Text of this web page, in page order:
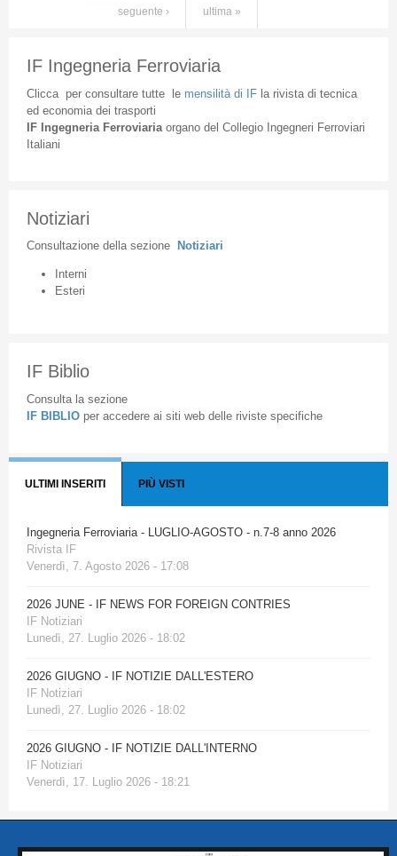
seguente › ultima »
IF Ingegneria Ferroviaria
Cliccaper consultare tuttele mensilità di IFla rivista di tecnica
ed economia dei trasporti
IF Ingegneria Ferroviaria organodel Collegio Ingegneri Ferroviari
Italiani
Notiziari
Consultazione della sezione Notiziari
Interni
Esteri
IF Biblio
Consulta la sezione
IF BIBLIO per accedere ai siti web delle riviste specifiche
ULTIMI INSERITI PIÙ VISTI
Ingegneria Ferroviaria - LUGLIO-AGOSTO - n.7-8 anno 2026
Rivista IF
Venerdì, 7. Agosto 2026 - 17:08
2026 JUNE - IF NEWS FOR FOREIGN CONTRIES
IF Notiziari
Lunedì, 27. Luglio 2026 - 18:02
2026 GIUGNO - IF NOTIZIE DALL'ESTERO
IF Notiziari
Lunedì, 27. Luglio 2026 - 18:02
2026 GIUGNO - IF NOTIZIE DALL'INTERNO
IF Notiziari
Venerdì, 17. Luglio 2026 - 18:21